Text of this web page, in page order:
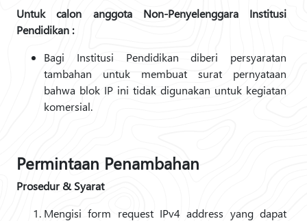
Untuk calon anggota Non-Penyelenggara Institusi
Pendidikan :
Bagi Institusi Pendidikan diberi persyaratan
tambahan untuk membuat surat pernyataan
bahwa blok IP ini tidak digunakan untuk kegiatan
komersial.
Permintaan Penambahan
Prosedur & Syarat
Mengisi form request IPv4 address yang dapat